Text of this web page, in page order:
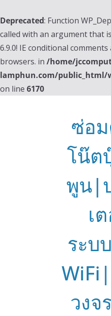
Deprecated: Function
called with an argument that is
6.9.0! IE conditional
browsers. in /home/
lamphun.com/
on line 6170
ซ่อ
โน๊ต
พูน|
เ
ระบ
วงจ